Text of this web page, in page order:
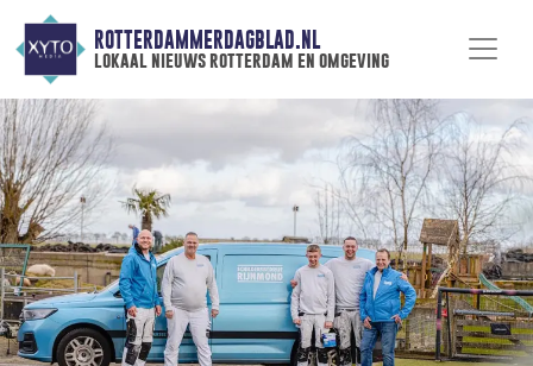
ROTTERDAMMERDAGBLAD.NL
lokaal nieuws rotterdam en omgeving